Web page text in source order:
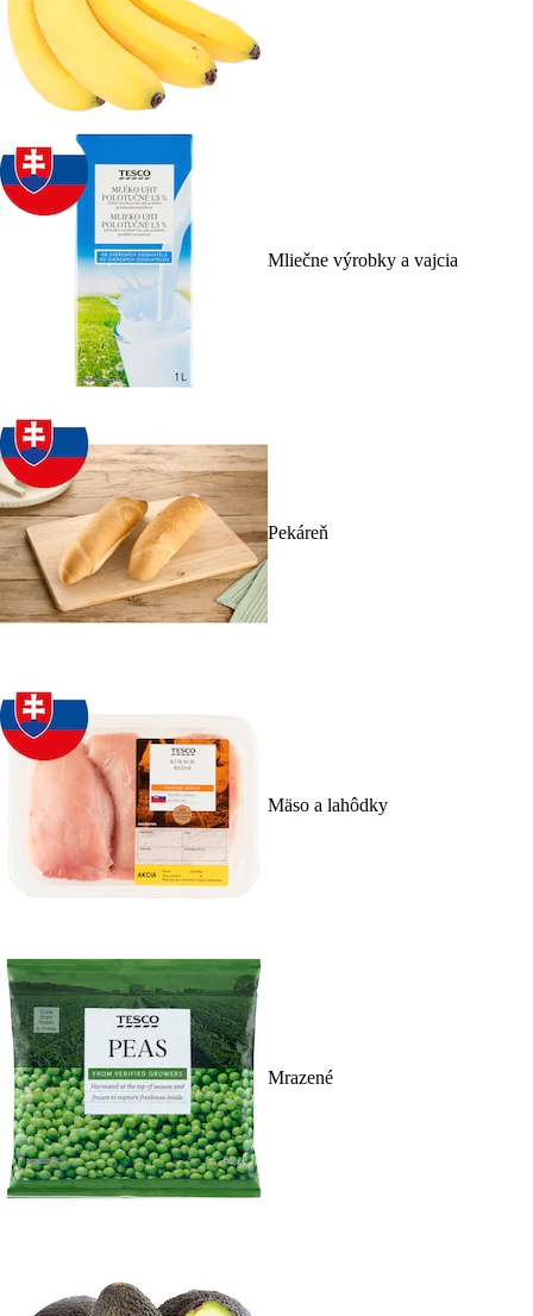
Mliečne výrobky a vajcia
Pekáreň
Mäso a lahôdky
Mrazené